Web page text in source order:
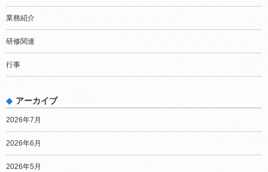
業務紹介
研修関連
行事
アーカイブ
2026年7月
2026年6月
2026年5月